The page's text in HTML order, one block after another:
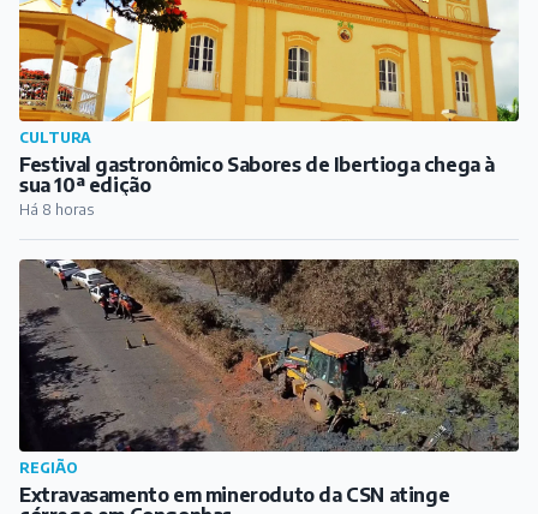
REGIÃO
Extravasamento em mineroduto da CSN atinge
córrego em Congonhas
Há 8 horas
REGIÃO